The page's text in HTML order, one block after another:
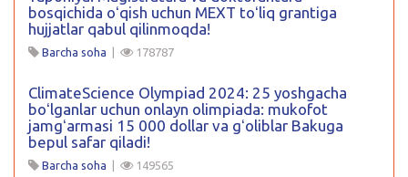
bosqichida oʻqish uchun MEXT toʻliq grantiga
hujjatlar qabul qilinmoqda!
Barcha soha | 178787
ClimateScience Olympiad 2024: 25 yoshgacha
boʻlganlar uchun onlayn olimpiada: mukofot
jamgʻarmasi 15 000 dollar va gʻoliblar Bakuga
bepul safar qiladi!
Barcha soha | 149565